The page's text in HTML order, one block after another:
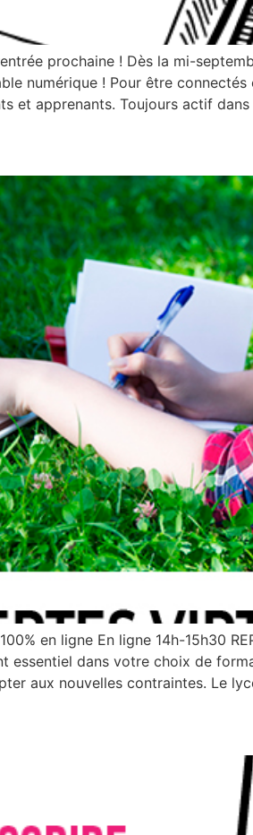
prochaine ! Dès la mi-
numérique ! Pour être
et apprenants. Toujours actif
en ligne En ligne 14h-15h30
essentiel dans votre choix de
aux nouvelles contraintes. Le